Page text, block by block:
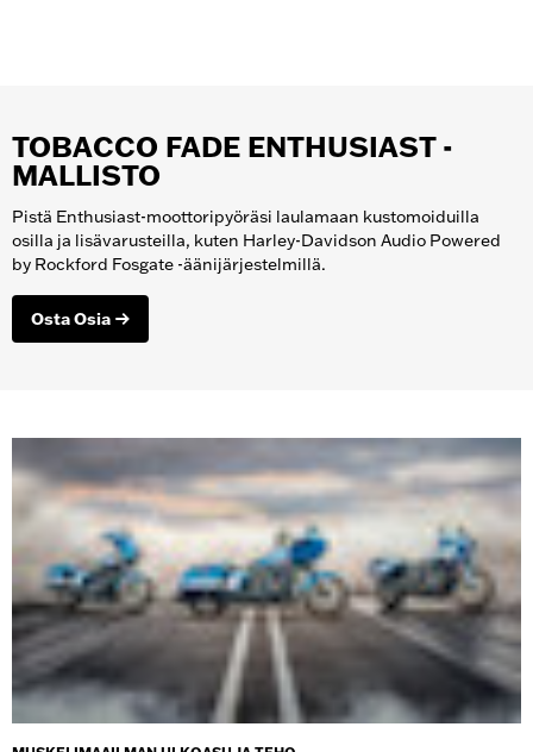
TOBACCO FADE ENTHUSIAST -
MALLISTO
Pistä Enthusiast-moottoripyöräsi laulamaan kustomoiduilla
osilla ja lisävarusteilla, kuten Harley-Davidson Audio Powered
by Rockford Fosgate -äänijärjestelmillä.
Osta Osia